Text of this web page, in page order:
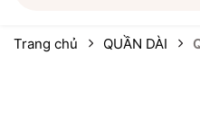
Trang chủ QUẦN DÀI